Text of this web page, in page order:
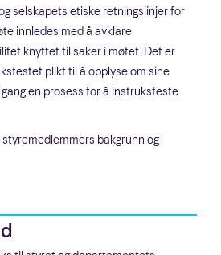
selskapets etiske retningslinjer for
innledes med å avklare
knyttet til saker i møtet. Det er
plikt til å opplyse om sine
en prosess for å instruksfeste
bakgrunn og